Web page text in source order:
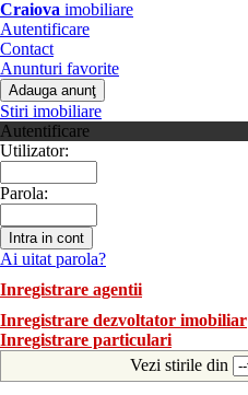
Craiova imobiliare
Autentificare
Contact
Anunturi favorite
Stiri imobiliare
Autentificare
Utilizator:
Parola:
Ai uitat parola?
Inregistrare agentii
Inregistrare dezvoltator imobiliar
Inregistrare particulari
Vezi stirile din